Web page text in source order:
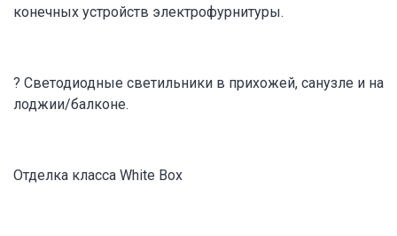
конечных устройств электрофурнитуры.
? Светодиодные светильники в прихожей, санузле и на
лоджии/балконе.
Отделка класса White Box